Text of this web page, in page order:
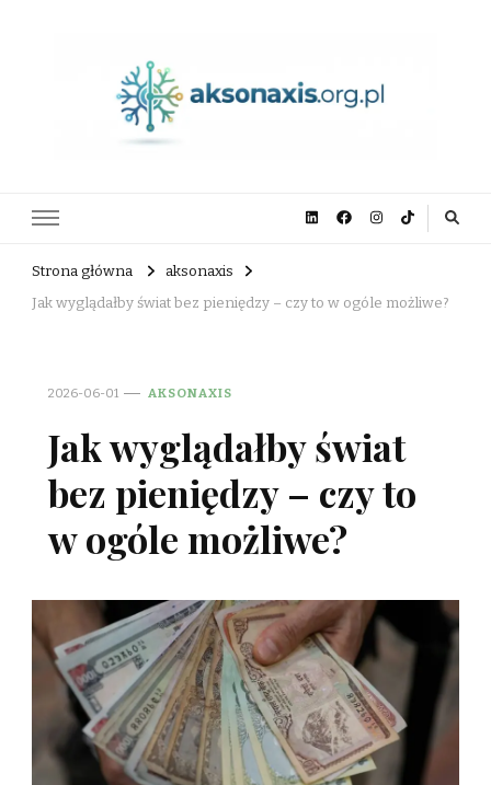
Strona główna
aksonaxis
Jak wyglądałby świat bez pieniędzy – czy to w ogóle możliwe?
2026-06-01 AKSONAXIS
Jak wyglądałby świat
bez pieniędzy – czy to
w ogóle możliwe?